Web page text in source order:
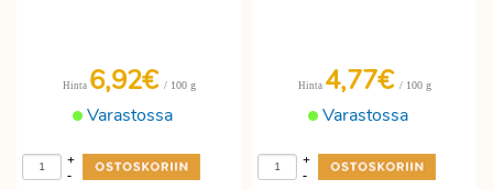
Varastossa
Hinta 6,92€ / 100 g
-
+
Varastossa
Hinta 4,77€ / 100 g
-
+